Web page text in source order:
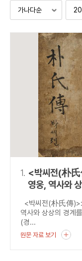
동시에
1. <박씨전(朴
영웅, 역사와
<박씨전(朴氏傳
역사와 상상의 경
(경...
원문 자료 보기